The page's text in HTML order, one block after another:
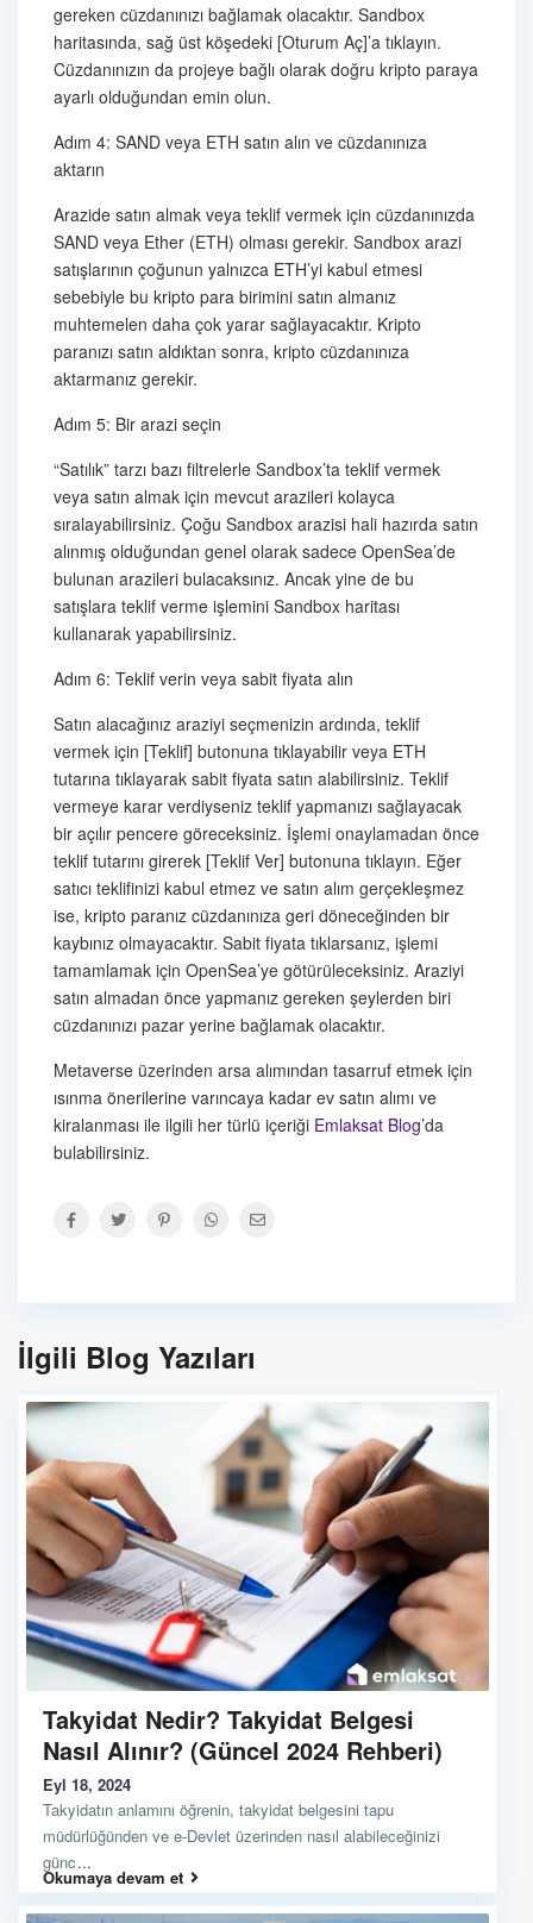
gereken cüzdanınızı bağlamak olacaktır. Sandbox
haritasında, sağ üst köşedeki [Oturum Aç]’a tıklayın.
Cüzdanınızın da projeye bağlı olarak doğru kripto paraya
ayarlı olduğundan emin olun.
Adım 4: SAND veya ETH satın alın ve cüzdanınıza
aktarın
Arazide satın almak veya teklif vermek için cüzdanınızda
SAND veya Ether (ETH) olması gerekir. Sandbox arazi
satışlarının çoğunun yalnızca ETH’yi kabul etmesi
sebebiyle bu kripto para birimini satın almanız
muhtemelen daha çok yarar sağlayacaktır. Kripto
paranızı satın aldıktan sonra, kripto cüzdanınıza
aktarmanız gerekir.
Adım 5: Bir arazi seçin
“Satılık” tarzı bazı filtrelerle Sandbox’ta teklif vermek
veya satın almak için mevcut arazileri kolayca
sıralayabilirsiniz. Çoğu Sandbox arazisi hali hazırda satın
alınmış olduğundan genel olarak sadece OpenSea’de
bulunan arazileri bulacaksınız. Ancak yine de bu
satışlara teklif verme işlemini Sandbox haritası
kullanarak yapabilirsiniz.
Adım 6: Teklif verin veya sabit fiyata alın
Satın alacağınız araziyi seçmenizin ardında, teklif
vermek için [Teklif] butonuna tıklayabilir veya ETH
tutarına tıklayarak sabit fiyata satın alabilirsiniz. Teklif
vermeye karar verdiyseniz teklif yapmanızı sağlayacak
bir açılır pencere göreceksiniz. İşlemi onaylamadan önce
teklif tutarını girerek [Teklif Ver] butonuna tıklayın. Eğer
satıcı teklifinizi kabul etmez ve satın alım gerçekleşmez
ise, kripto paranız cüzdanınıza geri döneceğinden bir
kaybınız olmayacaktır. Sabit fiyata tıklarsanız, işlemi
tamamlamak için OpenSea’ye götürüleceksiniz. Araziyi
satın almadan önce yapmanız gereken şeylerden biri
cüzdanınızı pazar yerine bağlamak olacaktır.
Metaverse üzerinden arsa alımından tasarruf etmek için
ısınma önerilerine varıncaya kadar ev satın alımı ve
kiralanması ile ilgili her türlü içeriği Emlaksat Blog’da
bulabilirsiniz.
İlgili Blog Yazıları
Takyidat Nedir? Takyidat Belgesi
Nasıl Alınır? (Güncel 2024 Rehberi)
Eyl 18, 2024
Takyidatın anlamını öğrenin, takyidat belgesini tapu
müdürlüğünden ve e-Devlet üzerinden nasıl alabileceğinizi
günc...
Okumaya devam et